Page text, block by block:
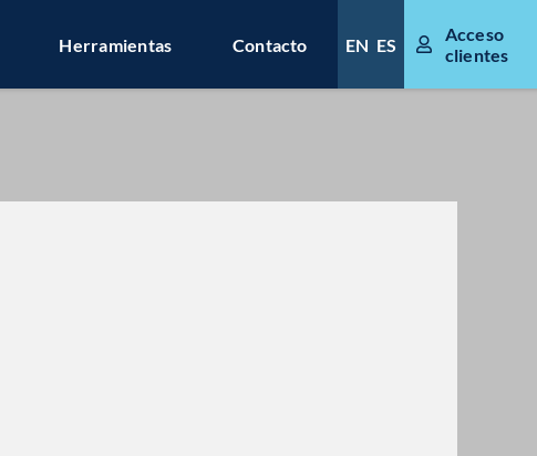
Herramientas Contacto EN ES
Acceso
clientes